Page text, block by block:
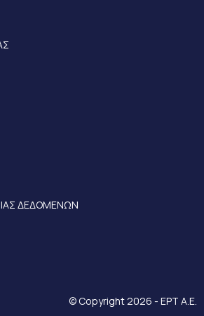
ΔΕΔΟΜΕΝΩΝ
© Copyright 2026 - ΕΡΤ Α.Ε.